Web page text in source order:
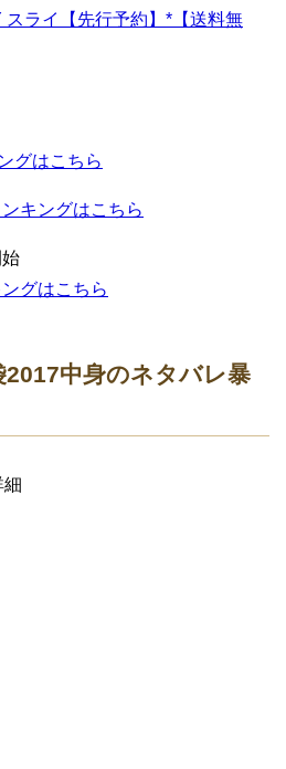
スライ【先行予約】*【送料無
グはこちら
キングはこちら
グはこちら
中身のネタバレ暴
細